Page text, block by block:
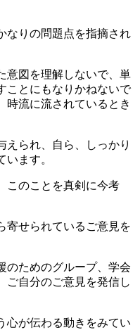
なりの問題点を指摘され
意図を理解しないで、単
ことにもなりかねないで
時流に流されているとき
えられ、自ら、しっかり
ます。
このことを真剣に今考
寄せられているご意見を
のためのグループ、学会
ご自分のご意見を発信し
心が伝わる動きをみてい